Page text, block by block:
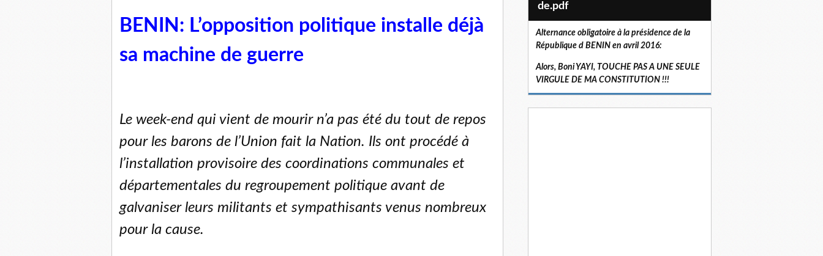
BENIN: L’opposition politique installe déjà
sa machine de guerre
Le week-end qui vient de mourir n’a pas été du tout de repos
pour les barons de l’Union fait la Nation. Ils ont procédé à
l’installation provisoire des coordinations communales et
départementales du regroupement politique avant de
galvaniser leurs militants et sympathisants venus nombreux
pour la cause.
de.pdf
Alternance obligatoire à la présidence de la
République d BENIN en avril 2016:
Alors, Boni YAYI, TOUCHE PAS A UNE SEULE
VIRGULE DE MA CONSTITUTION !!!